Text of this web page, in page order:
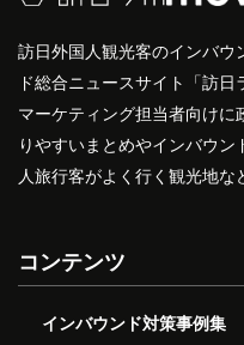
訪日外国人観光客のインバ
ド総合ニュースサイト「訪
マーケティング担当者向け
りやすいまとめやインバウ
人旅行客がよく行く観光地な
コンテンツ
インバウンド対策事例集